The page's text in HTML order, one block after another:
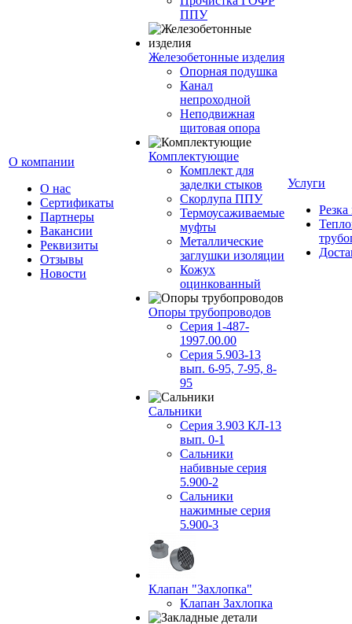
О компании
О нас
Сертификаты
Партнеры
Вакансии
Реквизиты
Отзывы
Новости
ППУ
Железобетонные изделия
Опорная подушка
Канал
непроходной
Неподвижная
щитовая опора
Комплектующие
Комплект для
заделки стыков
Скорлупа ППУ
Термоусаживаемые
муфты
Металлические
заглушки изоляции
Кожух
оцинкованный
Опоры трубопроводов
Серия 1-487-
1997.00.00
Серия 5.903-13
вып. 6-95, 7-95, 8-
95
Сальники
Серия 3.903 КЛ-13
вып. 0-1
Сальники
набивные серия
5.900-2
Сальники
нажимные серия
5.900-3
Клапан "Захлопка"
Клапан Захлопка
Услуги
Резка